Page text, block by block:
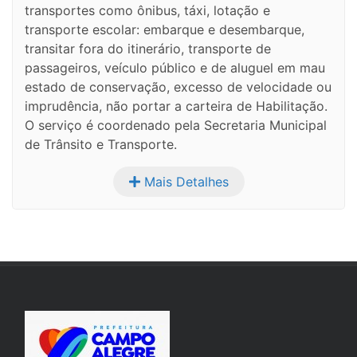
transportes como ônibus, táxi, lotação e
transporte escolar: embarque e desembarque,
transitar fora do itinerário, transporte de
passageiros, veículo público e de aluguel em mau
estado de conservação, excesso de velocidade ou
imprudência, não portar a carteira de Habilitação.
O serviço é coordenado pela Secretaria Municipal
de Trânsito e Transporte.
Mais Detalhes